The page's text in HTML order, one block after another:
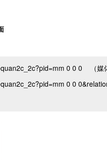
0 0 0 （媒
0 0